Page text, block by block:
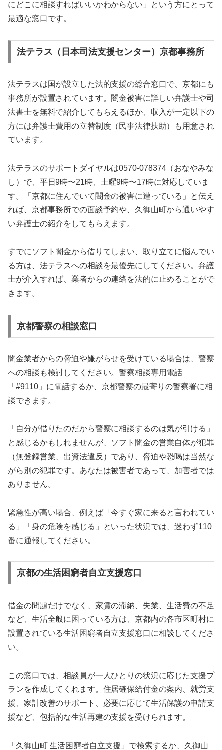
にどこに相談すればいいかわからない」という方にとって
最適な窓口です。
法テラス（日本司法支援センター）京都事務所
法テラスは国が設立した法的支援の総合窓口で、京都にも
事務所が設置されています。闇金被害に詳しい弁護士や司
法書士を無料で紹介してもらえるほか、収入が一定以下の
方には弁護士費用の立替制度（民事法律扶助）も用意され
ています。
法テラスのサポートダイヤルは0570-078374（おなやみな
し）で、平日9時〜21時、土曜9時〜17時に対応していま
す。「京都に住んでいて闇金の被害に遭っている」と伝え
れば、京都事務所での面談予約や、久御山町から通いやす
い弁護士の紹介をしてもらえます。
すでにソフト闇金から借りてしまい、取り立てに悩んでい
る方は、法テラスへの相談を最優先にしてください。弁護
士が介入すれば、業者からの連絡を法的に止めることがで
きます。
京都警察の相談窓口
闇金業者からの脅迫や嫌がらせを受けている場合は、警察
への相談も検討してください。警察相談専用電話
「#9110」に電話するか、京都警察の最寄りの警察署に相
談できます。
「自分が借りたのだから警察に相談するのは気が引ける」
と感じるかもしれませんが、ソフト闇金の営業自体が犯罪
（無登録営業、出資法違反）であり、脅迫や恐喝は当然な
がら別の犯罪です。あなたは被害者であって、加害者では
ありません。
緊急性が高い場合、例えば「今すぐ家に来ると言われてい
る」「身の危険を感じる」といった状況では、迷わず110
番に通報してください。
京都の生活困窮者自立支援窓口
借金の問題だけでなく、家賃の滞納、失業、生活費の不足
など、生活全般に困っている方は、京都内の各市区町村に
設置されている生活困窮者自立支援窓口に相談してくださ
い。
この窓口では、相談員が一人ひとりの状況に応じた支援プ
ランを作成してくれます。住居確保給付金の案内、就労支
援、家計改善のサポート、必要に応じて生活保護の申請支
援など、包括的な生活再建の支援を受けられます。
「久御山町 生活困窮者自立支援」で検索するか、久御山